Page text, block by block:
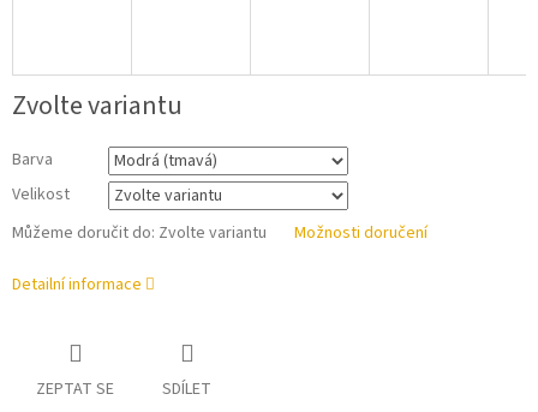
Zvolte variantu
Barva
Velikost
Můžeme doručit do: Zvolte variantu Možnosti doručení
Detailní informace
ZEPTAT SE SDÍLET